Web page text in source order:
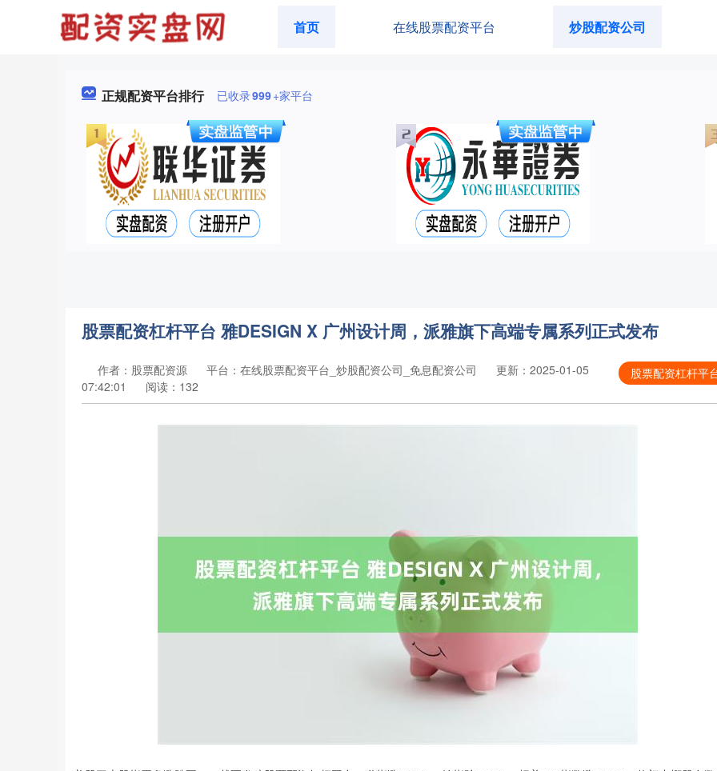
首页 在线股票配资平台 炒股配资公司
正规配资平台排行 已收录999+家平台
股票配资杠杆平台 雅DESIGN X 广州设计周，派雅旗下高端专属系列正式发布
股票配资杠杆平
作者：股票配资源 平台：在线股票配资平台_炒股配资公司_免息配资公司
更新：2025-01-05
07:42:01
阅读：132